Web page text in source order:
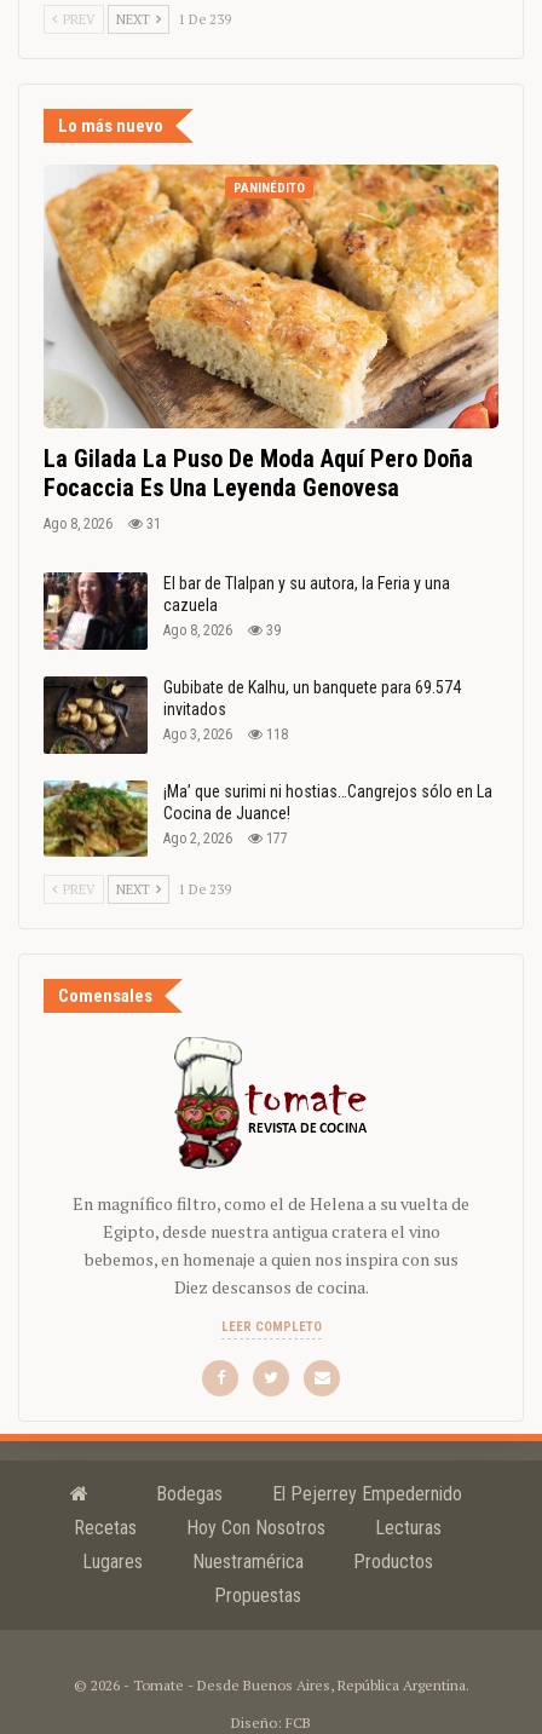
PREV NEXT 1 De 239
Lo más nuevo
PANINÉDITO
La Gilada La Puso De Moda Aquí Pero Doña
Focaccia Es Una Leyenda Genovesa
Ago 8, 2026 31
El bar de Tlalpan y su autora, la Feria y una
cazuela
Ago 8, 2026 39
Gubibate de Kalhu, un banquete para 69.574
invitados
Ago 3, 2026 118
¡Ma’ que surimi ni hostias…Cangrejos sólo en La
Cocina de Juance!
Ago 2, 2026 177
PREV NEXT 1 De 239
Comensales
En magnífico filtro, como el de Helena a su vuelta de
Egipto, desde nuestra antigua cratera el vino
bebemos, en homenaje a quien nos inspira con sus
Diez descansos de cocina.
LEER COMPLETO
Bodegas
El Pejerrey Empedernido
Recetas
Hoy Con Nosotros
Lecturas
Lugares
Nuestramérica
Productos
Propuestas
© 2026 - Tomate - Desde Buenos Aires, República Argentina.
Diseño: FCB